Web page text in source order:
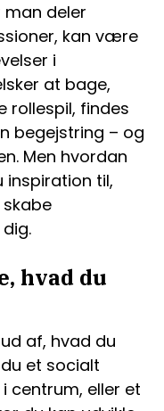
deler
kan være
i
at bage,
rollespil, findes
begejstring – og
Men hvordan
inspiration til,
hvad du
af, hvad du
et socialt
centrum, eller et